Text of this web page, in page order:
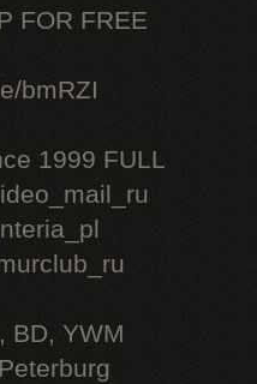
FOR FREE
bmRZI
1999 FULL
BD, YWM